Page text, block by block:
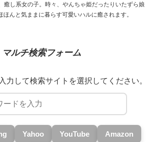
癒し系女の子。時々、やんちゃ姫だったりいたずら娘
ほんと気ままに暮らす可愛いハルに癒されます。
マルチ検索フォーム
力して検索サイトを選択してください。
Yahoo YouTube Amazon